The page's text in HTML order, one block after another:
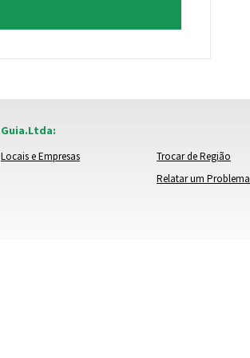
Guia.Ltda:
Locais e Empresas
Trocar de Região
Relatar um Problema